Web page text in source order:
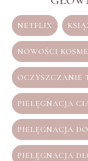
NETFLIX
NOWOŚCI
OCZYSZCZANIE
PIELĘGNACJA
PIELĘGNACJA
PIELĘGNACJA